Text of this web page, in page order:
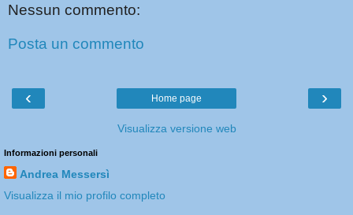
Nessun commento:
Posta un commento
‹ ›
Home page
Visualizza versione web
Informazioni personali
Andrea Messersì
Visualizza il mio profilo completo